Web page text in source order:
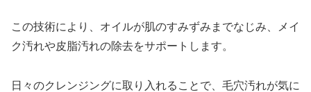
この技術により、オイルが肌のすみずみまでなじみ、メイ
ク汚れや皮脂汚れの除去をサポートします。
日々のクレンジングに取り入れることで、毛穴汚れが気に